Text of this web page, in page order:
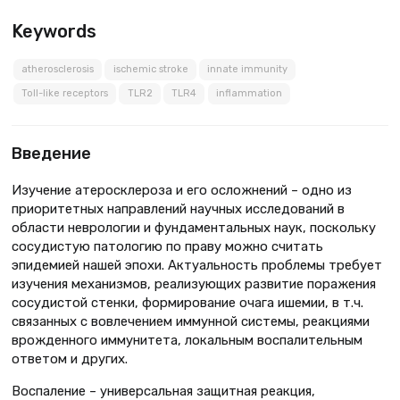
Keywords
atherosclerosis ischemic stroke innate immunity
Toll-like receptors TLR2 TLR4 inflammation
Введение
Изучение атеросклероза и его осложнений – одно из
приоритетных направлений научных исследований в
области неврологии и фундаментальных наук, поскольку
сосудистую патологию по праву можно считать
эпидемией нашей эпохи. Актуальность проблемы требует
изучения механизмов, реализующих развитие поражения
сосудистой стенки, формирование очага ишемии, в т.ч.
связанных с вовлечением иммунной системы, реакциями
врожденного иммунитета, локальным воспалительным
ответом и других.
Воспаление – универсальная защитная реакция,